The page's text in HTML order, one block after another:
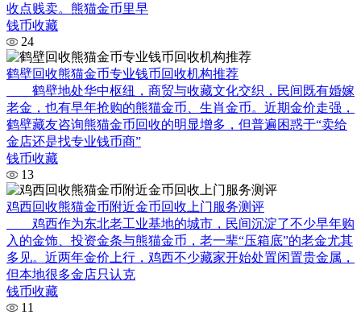
收点贱卖。熊猫金币里早
钱币收藏
24
鹤壁回收熊猫金币专业钱币回收机构推荐
鹤壁地处华中枢纽，商贸与收藏文化交织，民间既有婚嫁
老金，也有早年抢购的熊猫金币、生肖金币。近期金价走强，
鹤壁藏友咨询熊猫金币回收的明显增多，但普遍困惑于“卖给
金店还是找专业钱币商”
钱币收藏
13
鸡西回收熊猫金币附近金币回收上门服务测评
鸡西作为东北老工业基地的城市，民间沉淀了不少早年购
入的金饰、投资金条与熊猫金币，老一辈“压箱底”的老金尤其
多见。近两年金价上行，鸡西不少藏家开始处置闲置贵金属，
但本地很多金店只认克
钱币收藏
11